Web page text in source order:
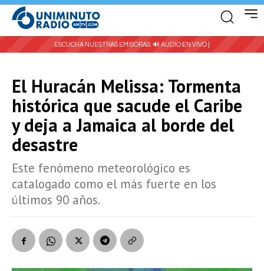
ESCUCHA NUESTRAS EMISORAS: 🔊 AUDIO EN VIVO |
El Huracán Melissa: Tormenta
histórica que sacude el Caribe
y deja a Jamaica al borde del
desastre
Este fenómeno meteorológico es
catalogado como el más fuerte en los
últimos 90 años.